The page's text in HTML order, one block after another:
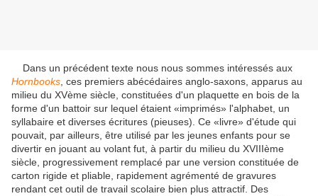
Dans un précédent texte nous nous sommes intéressés aux
Hornbooks , ces premiers abécédaires anglo-saxons, apparus au
milieu du XVème siècle, constituées d'un plaquette en bois de la
forme d'un battoir sur lequel étaient «imprimés» l'alphabet, un
syllabaire et diverses écritures (pieuses). Ce «livre» d'étude qui
pouvait, par ailleurs, être utilisé par les jeunes enfants pour se
divertir en jouant au volant fut, à partir du milieu du XVIIIème
siècle, progressivement remplacé par une version constituée de
carton rigide et pliable, rapidement agrémenté de gravures
rendant cet outil de travail scolaire bien plus attractif. Des